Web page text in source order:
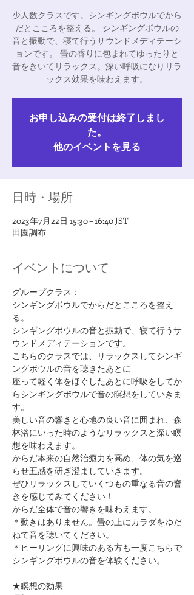
少人数クラスです。シンギングボウルでから
だとこころを整える。 シンギングボウルの
音と振動で、寝て行うサウンドメディテーシ
ョンです。 畳の香りに包まれてゆったりと
音をきいてリラックス。深い呼吸になりリラ
ックス効果を味わえます。
お申し込みの受付は終了しまし
た。
他のイベントを見る
日時・場所
2023年7月22日 15:30 – 16:40 JST
田園調布
イベントについて
グループクラス：
シンギングボウルでからだとこころを整え
る。
シンギングボウルの音と振動で、寝て行うサ
ウンドメディテーションです。
こちらのクラスでは、リラックスしてシンギ
ングボウルの音を聴きたあとに
座って軽く体をほぐしたあとに呼吸をしてか
らシンギングボウルで音の瞑想をしていきま
す。
美しい音の響きと心地の良い音に囲まれ、森
林浴にいった時のようなリラックスと深い瞑
想を味わえます。
からだ本来の自然治癒力を高め、体の気を巡
らせ五感を研ぎ澄ましていきます。
ぜひリラックスしていくつもの重なる音の響
きを感じてみてください！
からだ全体で音の響きを味わえます。
＊動きはありません。畳の上にカラダをゆだ
ねて音を聴いてください。
＊ヒーリングに興味のある方も一度こちらで
シンギングボウルの音を体験ください。
★瞑想の効果